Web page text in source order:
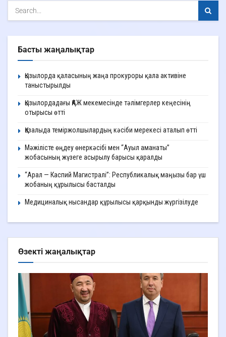
Басты жаңалықтар
Қызылорда қаласының жаңа прокуроры қала активіне
таныстырылды
Қызылордадағы ҚАЖ мекемесінде тәлімгерлер кеңесінің
отырысы өтті
Қазалыда теміржолшылардың кәсіби мерекесі аталып өтті
Мәжілісте өңдеу өнеркәсібі мен “Ауыл аманаты”
жобасының жүзеге асырылу барысы қаралды
“Арал — Каспий Магистралі”: Республикалық маңызы бар үш
жобаның құрылысы басталды
Медициналық нысандар құрылысы қарқынды жүргізілуде
Өзекті жаңалықтар